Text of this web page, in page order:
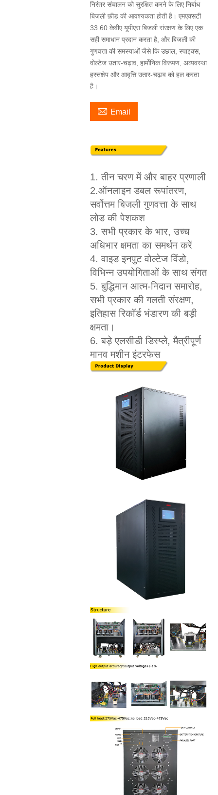
निरंतर संचालन को सुरक्षित करने के लिए निर्बाध
बिजली फ़ीड की आवश्यकता होती है। एमएक्सटी
33 60 केवीए यूपीएस बिजली संरक्षण के लिए एक
सही समाधान प्रदान करता है, और बिजली की
गुणवत्ता की समस्याओं जैसे कि उछाल, स्पाइक्स,
वोल्टेज उतार-चढ़ाव, हार्मोनिक विरूपण, अव्यवस्था
हस्तक्षेप और आवृत्ति उतार-चढ़ाव को हल करता
है।
 Email
1. तीन चरण में और बाहर प्रणाली
2.ऑनलाइन डबल रूपांतरण,
सर्वोत्तम बिजली गुणवत्ता के साथ
लोड की पेशकश
3. सभी प्रकार के भार, उच्च
अधिभार क्षमता का समर्थन करें
4. वाइड इनपुट वोल्टेज विंडो,
विभिन्न उपयोगिताओं के साथ संगत
5. बुद्धिमान आत्म-निदान समारोह,
सभी प्रकार की गलती संरक्षण,
इतिहास रिकॉर्ड भंडारण की बड़ी
क्षमता।
6. बड़े एलसीडी डिस्प्ले, मैत्रीपूर्ण
मानव मशीन इंटरफेस